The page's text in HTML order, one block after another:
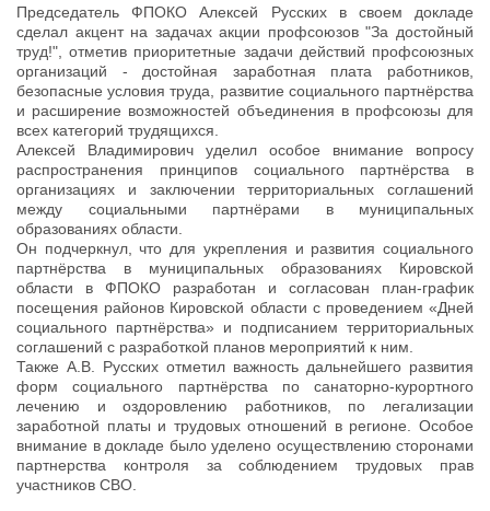
Председатель ФПОКО Алексей Русских в своем докладе
сделал акцент на задачах акции профсоюзов "За достойный
труд!", отметив приоритетные задачи действий профсоюзных
организаций - достойная заработная плата работников,
безопасные условия труда, развитие социального партнёрства
и расширение возможностей объединения в профсоюзы для
всех категорий трудящихся.
Алексей Владимирович уделил особое внимание вопросу
распространения принципов социального партнёрства в
организациях и заключении территориальных соглашений
между социальными партнёрами в муниципальных
образованиях области.
Он подчеркнул, что для укрепления и развития социального
партнёрства в муниципальных образованиях Кировской
области в ФПОКО разработан и согласован план-график
посещения районов Кировской области с проведением «Дней
социального партнёрства» и подписанием территориальных
соглашений с разработкой планов мероприятий к ним.
Также А.В. Русских отметил важность дальнейшего развития
форм социального партнёрства по санаторно-курортного
лечению и оздоровлению работников, по легализации
заработной платы и трудовых отношений в регионе. Особое
внимание в докладе было уделено осуществлению сторонами
партнерства контроля за соблюдением трудовых прав
участников СВО.